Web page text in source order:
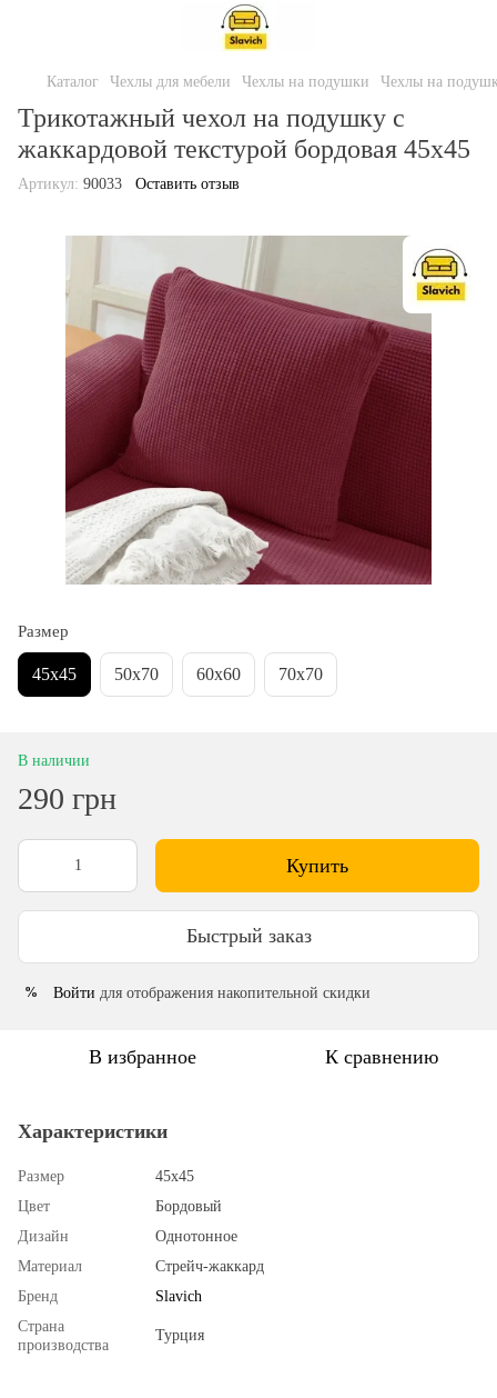
Каталог Чехлы для мебели Чехлы на подушки Чехлы на
Трикотажный чехол на подушку с
жаккардовой текстурой бордовая 45х45
Артикул: 90033 Оставить отзыв
Размер
45х45 50х70 60х60 70х70
В наличии
290 грн
Купить
Быстрый заказ
% Войти для отображения накопительной скидки
В избранное К сравнению
Характеристики
Размер
45х45
Цвет
Бордовый
Дизайн
Однотонное
Материал
Стрейч-жаккард
Бренд
Slavich
Страна
производства
Турция